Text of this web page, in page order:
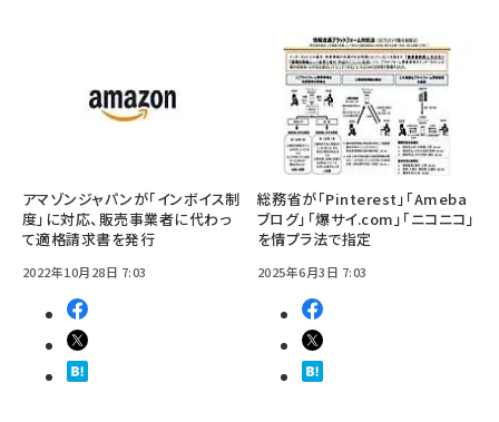
アマゾンジャパンが「インボイス制
度」に対応、販売事業者に代わっ
て適格請求書を発行
2022年10月28日 7:03
総務省が「Pinterest」「Ameba
ブログ」「爆サイ.com」「ニコニコ」
を情プラ法で指定
2025年6月3日 7:03